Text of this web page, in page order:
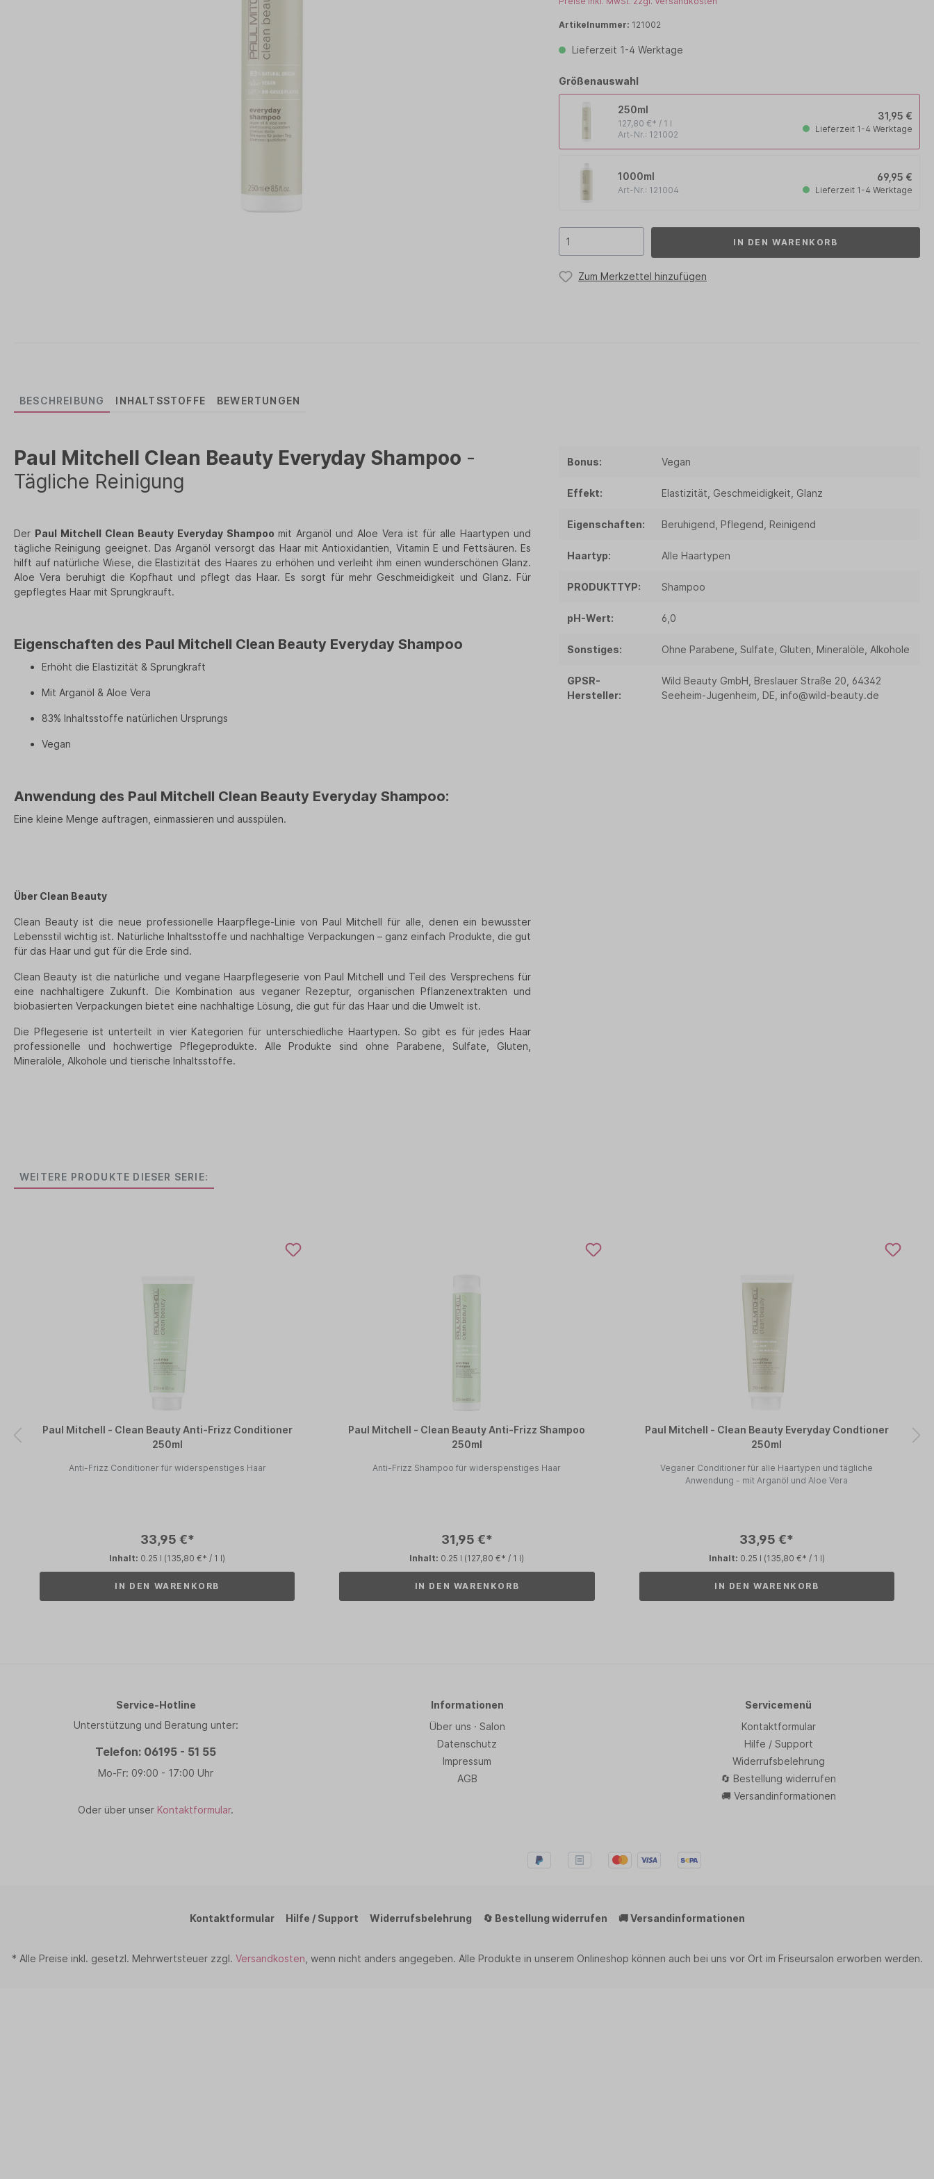
PAUL MITCHELL PAUL MITCHELL PET
PHYTOCOLOR
TANGLE TEEZER
Artikelnummer: 121002
Lieferzeit 1-4 Werktage
Größenauswahl
250ml
127,80 €* / 1 l
Art-Nr.: 121002
31,95 €
Lieferzeit 1-4 Werktage
1000ml
Art-Nr.: 121004
69,95 €
Lieferzeit 1-4 Werktage
IN DEN WARENKORB
Zum Merkzettel hinzufügen
BESCHREIBUNG INHALTSSTOFFE BEWERTUNGEN
Paul Mitchell Clean Beauty Everyday Shampoo -
Tägliche Reinigung
Der Paul Mitchell Clean Beauty Everyday Shampoo mit Arganöl und Aloe Vera ist für alle Haartypen und
tägliche Reinigung geeignet. Das Arganöl versorgt das Haar mit Antioxidantien, Vitamin E und Fettsäuren. Es
hilft auf natürliche Wiese, die Elastizität des Haares zu erhöhen und verleiht ihm einen wunderschönen Glanz.
Aloe Vera beruhigt die Kopfhaut und pflegt das Haar. Es sorgt für mehr Geschmeidigkeit und Glanz. Für
gepflegtes Haar mit Sprungkrauft.
Eigenschaften des Paul Mitchell Clean Beauty Everyday Shampoo
Erhöht die Elastizität & Sprungkraft
Mit Arganöl & Aloe Vera
83% Inhaltsstoffe natürlichen Ursprungs
Vegan
Anwendung des Paul Mitchell Clean Beauty Everyday Shampoo:
Eine kleine Menge auftragen, einmassieren und ausspülen.
Über Clean Beauty
Clean Beauty ist die neue professionelle Haarpflege-Linie von Paul Mitchell für alle, denen ein bewusster
Lebensstil wichtig ist. Natürliche Inhaltsstoffe und nachhaltige Verpackungen – ganz einfach Produkte, die gut
für das Haar und gut für die Erde sind.
Clean Beauty ist die natürliche und vegane Haarpflegeserie von Paul Mitchell und Teil des Versprechens für
eine nachhaltigere Zukunft. Die Kombination aus veganer Rezeptur, organischen Pflanzenextrakten und
biobasierten Verpackungen bietet eine nachhaltige Lösung, die gut für das Haar und die Umwelt ist.
Die Pflegeserie ist unterteilt in vier Kategorien für unterschiedliche Haartypen. So gibt es für jedes Haar
professionelle und hochwertige Pflegeprodukte. Alle Produkte sind ohne Parabene, Sulfate, Gluten,
Mineralöle, Alkohole und tierische Inhaltsstoffe.
Bonus: Vegan
Effekt: Elastizität, Geschmeidigkeit, Glanz
Eigenschaften: Beruhigend, Pflegend, Reinigend
Haartyp: Alle Haartypen
PRODUKTTYP: Shampoo
pH-Wert: 6,0
Sonstiges: Ohne Parabene, Sulfate, Gluten, Mineralöle, Alkohole
GPSR-
Hersteller:
Wild Beauty GmbH, Breslauer Straße 20, 64342
Seeheim-Jugenheim, DE, info@wild-beauty.de
WEITERE PRODUKTE DIESER SERIE:
Paul Mitchell - Clean Beauty Anti-Frizz Conditioner
250ml
Anti-Frizz Conditioner für widerspenstiges Haar
33,95 €*
Inhalt: 0.25 l (135,80 €* / 1 l)
IN DEN WARENKORB
Paul Mitchell - Clean Beauty Anti-Frizz Shampoo
250ml
Anti-Frizz Shampoo für widerspenstiges Haar
31,95 €*
Inhalt: 0.25 l (127,80 €* / 1 l)
IN DEN WARENKORB
Paul Mitchell - Clean Beauty Everyday Condtioner
250ml
Veganer Conditioner für alle Haartypen und tägliche
Anwendung - mit Arganöl und Aloe Vera
33,95 €*
Inhalt: 0.25 l (135,80 €* / 1 l)
IN DEN WARENKORB
Service-Hotline
Unterstützung und Beratung unter:
Telefon: 06195 - 51 55
Mo-Fr: 09:00 - 17:00 Uhr
Oder über unser Kontaktformular.
Informationen
Über uns · Salon
Datenschutz
Impressum
AGB
Servicemenü
Kontaktformular
Hilfe / Support
Widerrufsbelehrung
🔄 Bestellung widerrufen
🚚 Versandinformationen
Kontaktformular Hilfe / Support Widerrufsbelehrung 🔄 Bestellung widerrufen 🚚 Versandinformationen
* Alle Preise inkl. gesetzl. Mehrwertsteuer zzgl. Versandkosten , wenn nicht anders angegeben. Alle Produkte in unserem Onlineshop können auch bei uns vor Ort im Friseursalon erworben werden.